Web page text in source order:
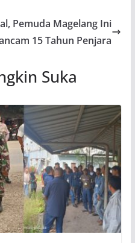
Pemuda Magelang Ini
15 Tahun Penjara
Suka